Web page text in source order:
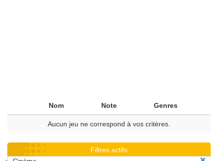
Nom Note Genres
Aucun jeu ne correspond à vos critères.
Filtres actifs